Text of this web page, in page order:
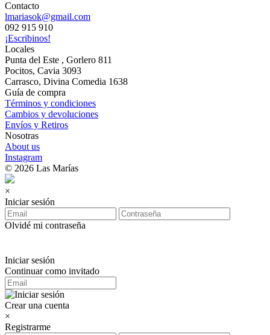
Contacto
lmariasok@gmail.com
092 915 910
¡Escribinos!
Locales
Punta del Este , Gorlero 811
Pocitos, Cavia 3093
Carrasco, Divina Comedia 1638
Guía de compra
Términos y condiciones
Cambios y devoluciones
Envíos y Retiros
Nosotras
About us
Instagram
© 2026 Las Marías
×
Iniciar sesión
Olvidé mi contraseña
Iniciar sesión
Continuar como invitado
Crear una cuenta
×
Registrarme